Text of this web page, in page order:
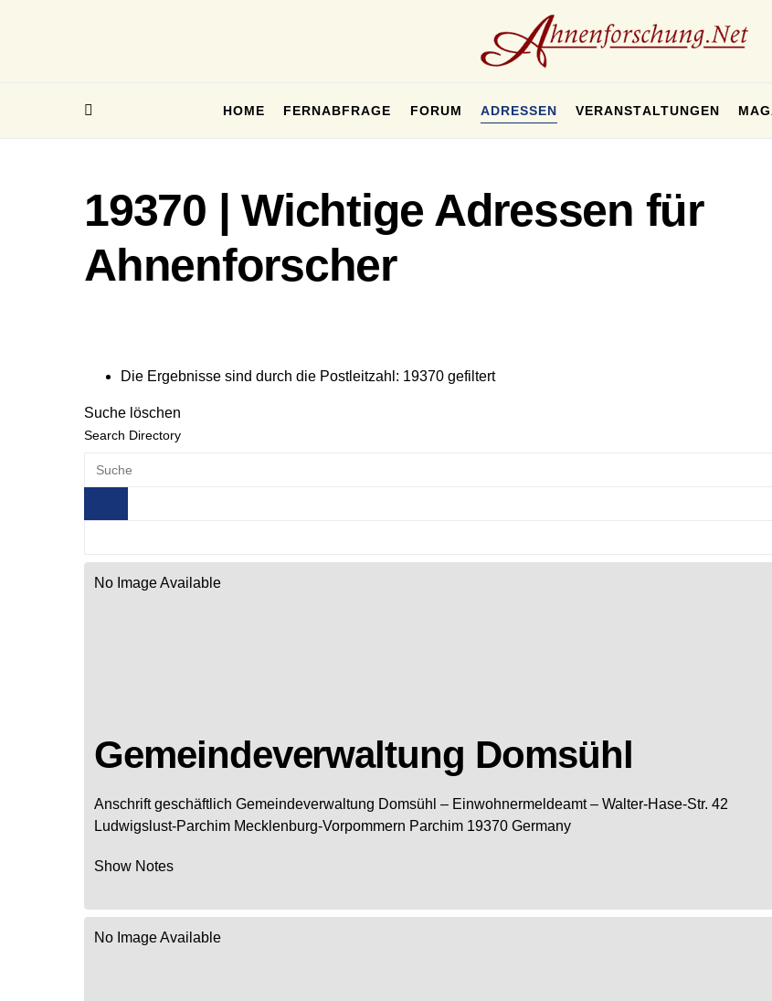
HOME FERNABFRAGE FORUM ADRESSEN VERANSTALTUNGEN
19370 | Wichtige Adressen für
Ahnenforscher
Die Ergebnisse sind durch die Postleitzahl: 19370 gefiltert
Suche löschen
Search Directory
No Image Available
Gemeindeverwaltung Domsühl
Anschrift geschäftlich Gemeindeverwaltung Domsühl – Einwohnermeldeamt – Walter-Hase-Str. 42
Ludwigslust-Parchim Mecklenburg-Vorpommern Parchim 19370 Germany
Show Notes
No Image Available